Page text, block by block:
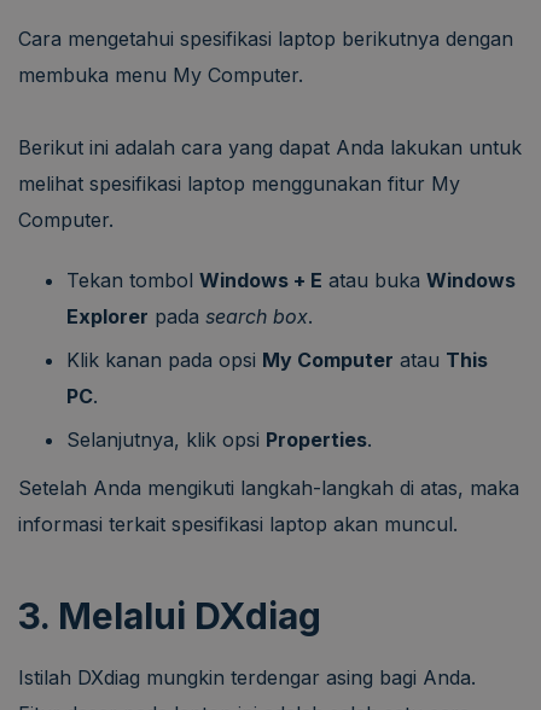
Cara mengetahui spesifikasi laptop berikutnya dengan
membuka menu My Computer.
Berikut ini adalah cara yang dapat Anda lakukan untuk
melihat spesifikasi laptop menggunakan fitur My
Computer.
Tekan tombol Windows + E atau buka Windows
Explorer pada search box.
Klik kanan pada opsi My Computer atau This
PC.
Selanjutnya, klik opsi Properties.
Setelah Anda mengikuti langkah-langkah di atas, maka
informasi terkait spesifikasi laptop akan muncul.
3. Melalui DXdiag
Istilah DXdiag mungkin terdengar asing bagi Anda.